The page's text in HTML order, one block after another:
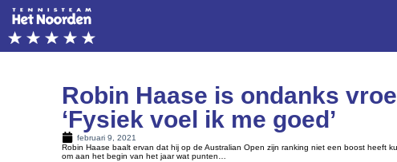
Robin Haase is ondanks
‘Fysiek voel ik me goed’
februari 9, 2021
Robin Haase baalt ervan dat hij op de Australian Open zijn ranking niet een boost heeft
om aan het begin van het jaar wat punten…